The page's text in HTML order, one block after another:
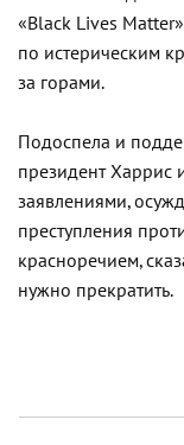
«Black Lives
по истерическим
за горами.
Подоспела и
президент Харрис
заявлениями,
преступления
красноречием,
нужно прекратить.